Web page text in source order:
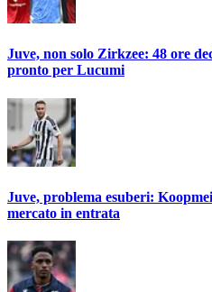
Juve, non solo Zirkzee: 48 ore
pronto per Lucumi
Juve, problema esuberi:
mercato in entrata